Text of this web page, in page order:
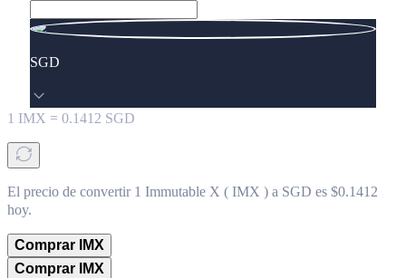
SGD
1 IMX = 0.1412 SGD
El precio de convertir 1 Immutable X ( IMX ) a SGD es $0.1412
hoy.
Comprar IMX
Comprar IMX